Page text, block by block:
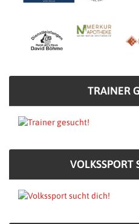
TRAINER